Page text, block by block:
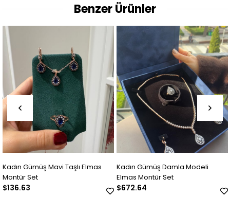
Benzer Ürünler
Kadın Gümüş Damla Modeli
Elmas Montür Set
$672.64
Kadın Gümüş Çiçek Motifli
Montür Set
$172.36